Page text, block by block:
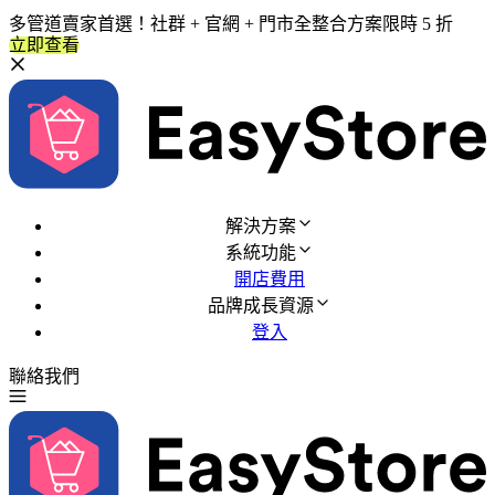
多管道賣家首選！社群 + 官網 + 門市全整合方案限時 5 折
立即查看
解決方案
系統功能
開店費用
品牌成長資源
登入
聯絡我們